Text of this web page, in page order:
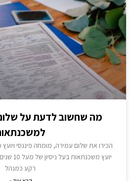
מה שחשוב לדעת על
הכירו את שלום עמירה, מומחה פיננסי
יועץ
רקע כמנהל